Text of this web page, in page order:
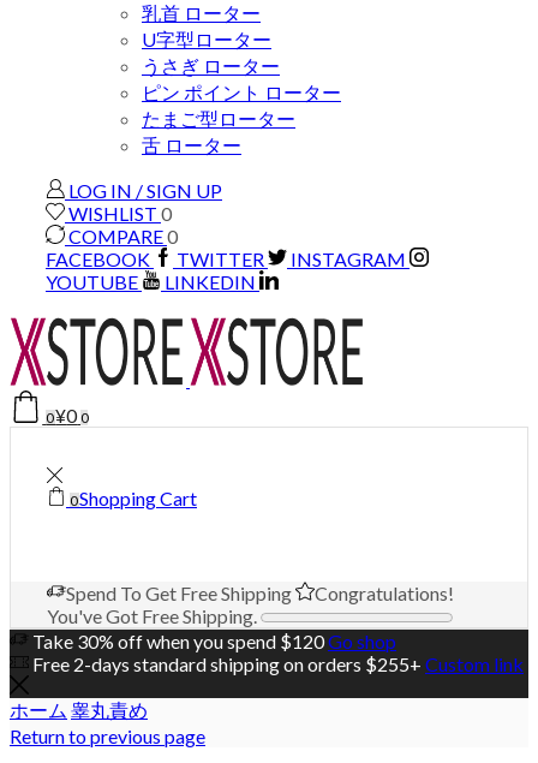
乳首 ローター
U字型ローター
うさぎ ローター
ピン ポイント ローター
たまご型ローター
舌 ローター
LOG IN / SIGN UP
WISHLIST 0
COMPARE0
FACEBOOK
TWITTER
INSTAGRAM
YOUTUBE
LINKEDIN
0¥0 0
0Shopping Cart
Spend To Get Free Shipping
Congratulations!
You've Got Free Shipping.
Take 30% off when you spend $120Go shop
Free 2-days standard shipping on orders $255+ Custom link
ホーム 睾丸責め
Return to previous page